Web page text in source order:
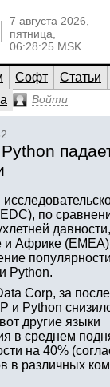
7 августа 2026,
пятница,
06:28:25 MSK
Софт Статьи
Войти
по
и Африке
Python.
Corp, за
и Python
другие языки
в среднем
на 40%
в различных